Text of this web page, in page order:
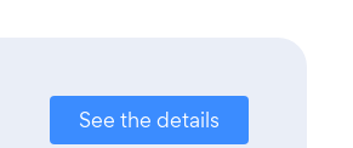
See the details